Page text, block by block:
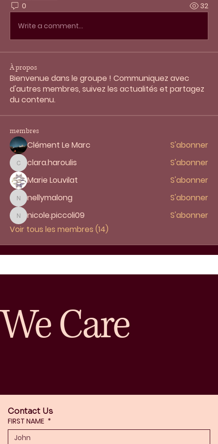
0 32
Write a comment...
À propos
Bienvenue dans le groupe ! Communiquez avec
d'autres membres, suivez les actualités et partagez
du contenu.
membres
Clément Le Marc S'abonner
clara.haroulis
clara.haroulis
S'abonner
Marie Louvilat
S'abonner
nellymalong
nellymalong S'abonner
nicole.piccoli09
nicole.piccoli09
S'abonner
Voir tous les membres (14)
We Care
Contact Us
FIRST NAME *